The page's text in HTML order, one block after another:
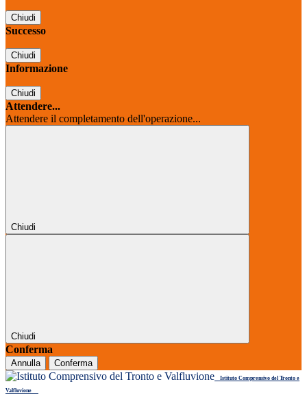
Chiudi
Successo
Chiudi
Informazione
Chiudi
Attendere...
Attendere il completamento dell'operazione...
Chiudi
Chiudi
Conferma
Annulla Conferma
Istituto Comprensivo del Tronto e
Valfluvione